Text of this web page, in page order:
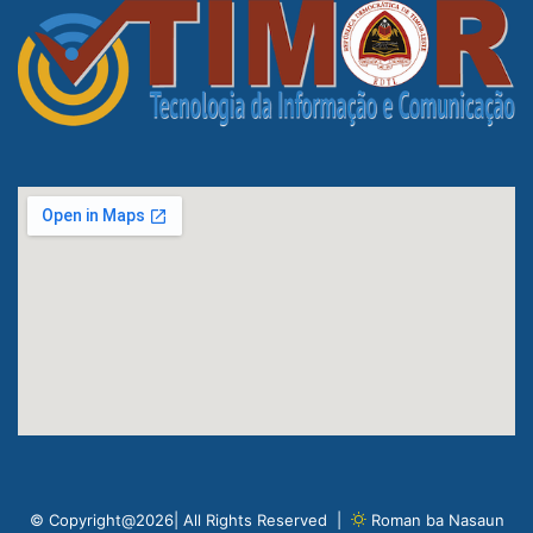
© Copyright@2026| All Rights Reserved | Roman ba Nasaun